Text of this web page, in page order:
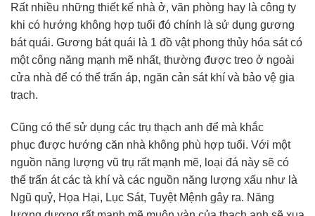
Rất nhiều những thiết kế nhà ở, văn phòng hay là công ty
khi có hướng không hợp tuổi đó chính là sử dụng gương
bát quái. Gương bát quái là 1 đồ vật phong thủy hóa sát có
một công năng mạnh mẽ nhất, thường được treo ở ngoài
cửa nhà để có thể trấn áp, ngăn cản sát khí và bảo vệ gia
trạch.
Cũng có thể sử dụng các trụ thạch anh để mà khắc
phục được hướng căn nhà không phù hợp tuổi. Với một
nguồn năng lượng vũ trụ rất mạnh mẽ, loại đá này sẽ có
thể trấn át các tà khí và các nguồn năng lượng xấu như là
Ngũ quỷ, Họa Hại, Lục Sát, Tuyệt Mệnh gây ra. Năng